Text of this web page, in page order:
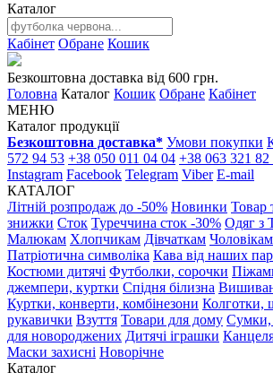
Каталог
Кабінет Обране Кошик
Безкоштовна доставка від 600 грн.
Головна Каталог Кошик Обране Кабінет
МЕНЮ
Каталог продукції
Безкоштовна доставка* Умови покупки
572 94 53 +38 050 011 04 04 +38 063 321 82
Instagram Facebook Telegram Viber E-mail
КАТАЛОГ
Літній розпродаж до -50% Новинки Товар
знижки Сток Туреччина сток -30% Одяг з
Малюкам Хлопчикам Дівчаткам Чоловікам
Патріотична символіка Кава від наших
Костюми дитячі Футболки, сорочки
джемпери, куртки Спідня білизна
Куртки, конверти, комбінезони Колготки,
рукавички Взуття Товари для дому Сумки,
для новороджених Дитячі іграшки
Маски захисні Новорічне
Каталог